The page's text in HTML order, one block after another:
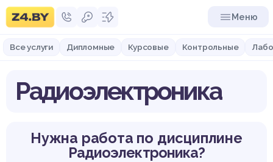
Меню
Все услуги Дипломные Курсовые Контрольные
Радиоэлектроника
Нужна работа по дисциплине
Радиоэлектроника?